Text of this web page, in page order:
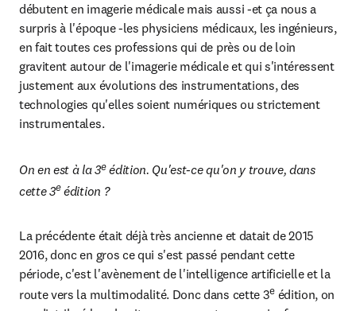
débutent en imagerie médicale mais aussi -et ça nous a
surpris à l'époque -les physiciens médicaux, les ingénieurs,
en fait toutes ces professions qui de près ou de loin
gravitent autour de l'imagerie médicale et qui s'intéressent
justement aux évolutions des instrumentations, des
technologies qu'elles soient numériques ou strictement
instrumentales.
On en est à la 3e édition. Qu'est-ce qu'on y trouve, dans
cette 3e édition ?
La précédente était déjà très ancienne et datait de 2015
2016, donc en gros ce qui s'est passé pendant cette
période, c'est l'avènement de l'intelligence artificielle et la
route vers la multimodalité. Donc dans cette 3e édition, on